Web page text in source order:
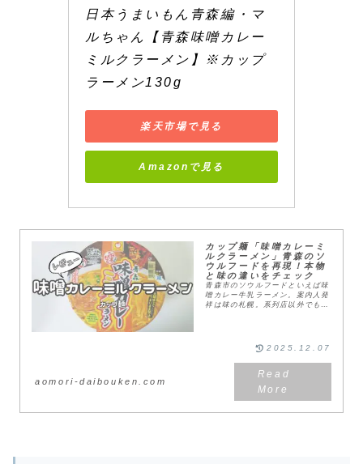
日本うまいもん青森編・マ
ルちゃん【青森味噌カレー
ミルクラーメン】※カップ
ラーメン130g
楽天市場で見る
Amazonで見る
カップ麺「味噌カレーミ
ルクラーメン」青森のソ
ウルフードを再現！本物
と味の違いをチェック
青森市のソウルフードといえば味
噌カレー牛乳ラーメン。案内人発
祥は味の札幌。系列店以外でもオ
れ、今では全国的な知...
aomori-daibouken.com
2025.12.07